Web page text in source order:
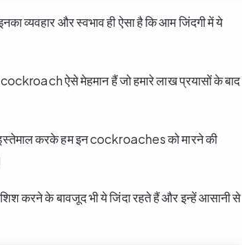
व्यवहार और स्वभाव ही ऐसा है कि आम जिंदगी में ये
ऐसे मेहमान हैं जो हमारे लाख प्रयासों के बाद
करके हम इन cockroaches को मारने की
करने के बावजूद भी ये जिंदा रहते हैं और इन्हें आसानी से